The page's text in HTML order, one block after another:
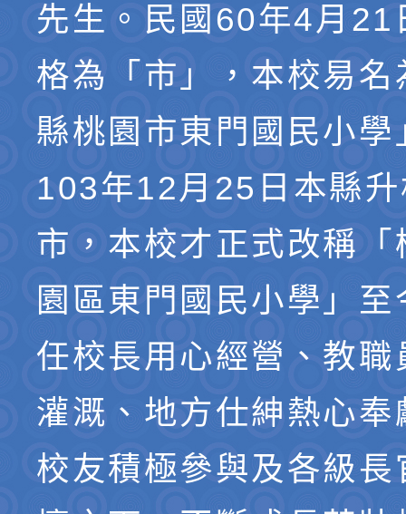
先生。民國60年4月21
格為「市」，本校易名
縣桃園市東門國民小學
103年12月25日本縣
市，本校才正式改稱「
園區東門國民小學」
任校長用心經營、教職
灌溉、地方仕紳熱心奉
校友積極參與及各級長